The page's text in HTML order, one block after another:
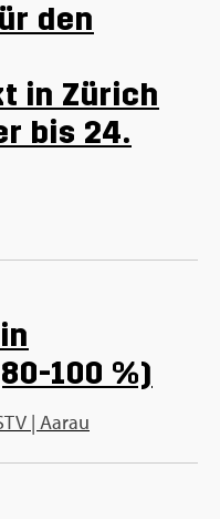
den
in Zürich
bis 24.
100 %)
| Aarau